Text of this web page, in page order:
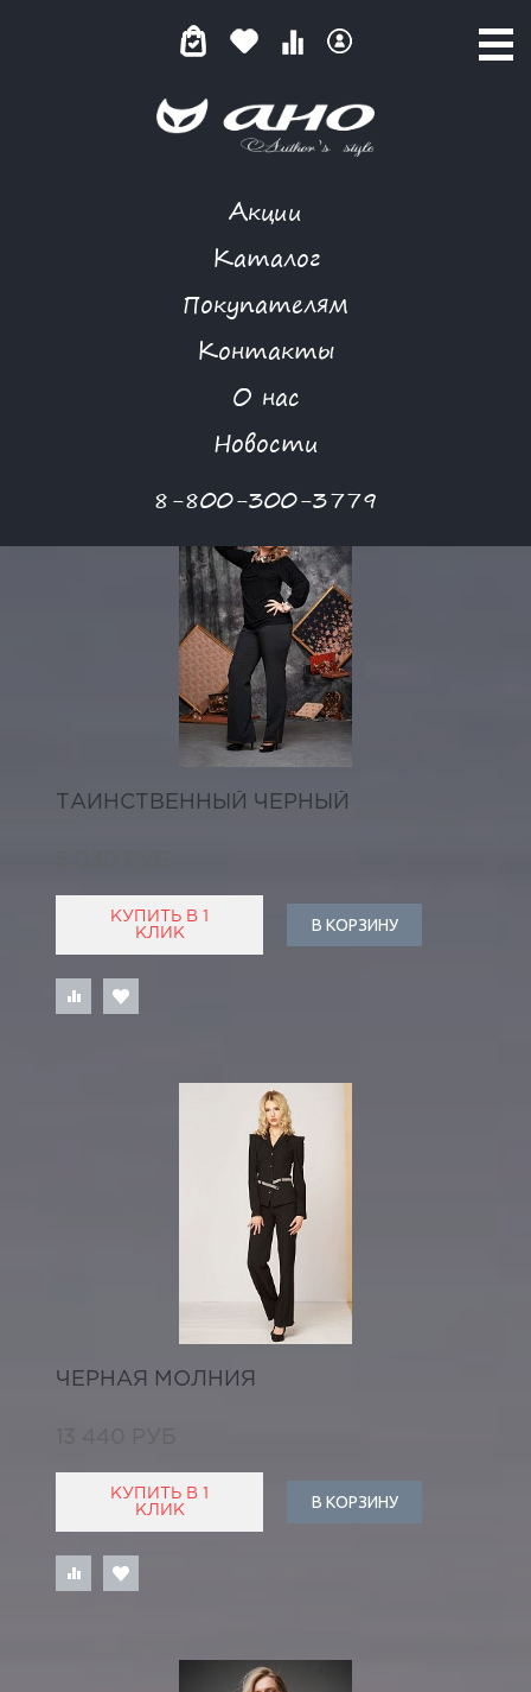
Акции
Каталог
Покупателям
Контакты
О нас
Новости
8-800-300-3779
КАТАЛОГ ТОВАРОВ
ТАИНСТВЕННЫЙ ЧЕРНЫЙ
КУПИТЬ В 1
КЛИК
В КОРЗИНУ
ЧЕРНАЯ МОЛНИЯ
13 440 РУБ
КУПИТЬ В 1
КЛИК
В КОРЗИНУ